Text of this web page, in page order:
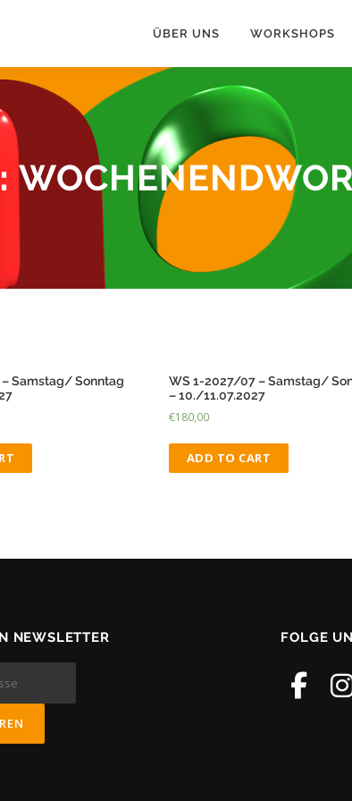
ÜBER UNS WORKSHOPS
Samstag/ Sonntag
WS 1-2027/07 – Samstag/
– 10./11.07.2027
€180,00
ADD TO CART
NEWSLETTER FOLGE